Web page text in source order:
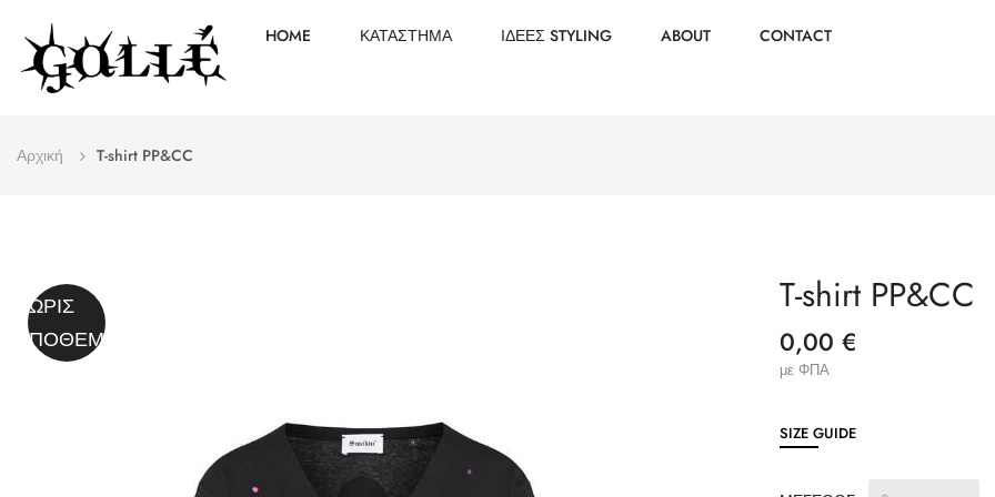
HOME ΚΑΤΆΣΤΗΜΑ ΙΔΕΕΣ STYLING ABOUT CONTACT
Αρχική T-shirt PP&CC
ΧΩΡΊΣ
ΑΠΌΘΕΜΑ
T-shirt PP&CC
0,00 €
με ΦΠΑ
SIZE GUIDE